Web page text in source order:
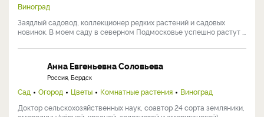
Виноград
Заядлый садовод, коллекционер редких растений и садовых
новинок. В моем саду в северном Подмосковье успешно растут ...
Анна Евгеньевна Соловьева
Россия, Бердск
Сад Огород Цветы Комнатные растения
Виноград
Доктор сельскохозяйственных наук, соавтор 24 сорта земляники,